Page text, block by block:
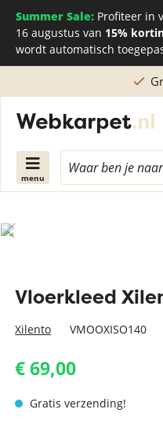
Summer Sale: Profiteer in
16 augustus van 15%
wordt automatisch
menu
Vloerkleed
Xilento VMOOXISO140
€ 69,00
Gratis verzending!